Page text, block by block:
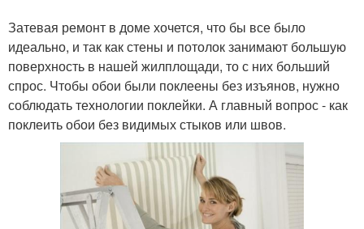
Затевая ремонт в доме хочется, что бы все было
идеально, и так как стены и потолок занимают большую
поверхность в нашей жилплощади, то с них больший
спрос. Чтобы обои были поклеены без изъянов, нужно
соблюдать технологии поклейки. А главный вопрос - как
поклеить обои без видимых стыков или швов.